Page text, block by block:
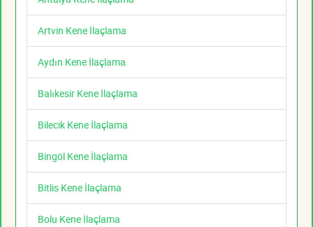
Artvin Kene İlaçlama
Aydın Kene İlaçlama
Balıkesir Kene İlaçlama
Bilecik Kene İlaçlama
Bingöl Kene İlaçlama
Bitlis Kene İlaçlama
Bolu Kene İlaçlama